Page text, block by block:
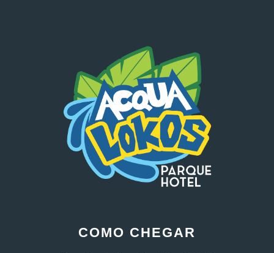
COMO CHEGAR